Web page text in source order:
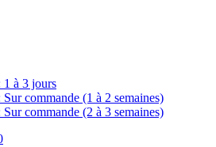
1 à 3 jours
Sur commande (1 à 2 semaines)
Sur commande (2 à 3 semaines)